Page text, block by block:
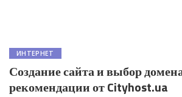
ИНТЕРНЕТ
Создание сайта и выбор
рекомендации от Cityhost.ua